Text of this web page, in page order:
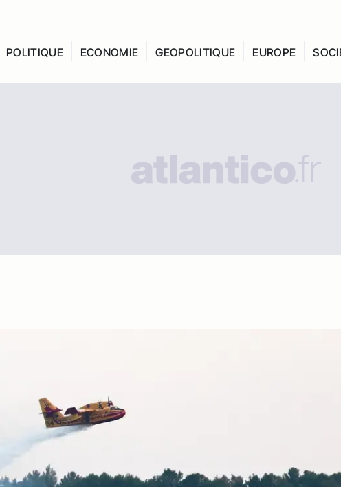
POLITIQUE ECONOMIE GEOPOLITIQUE EUROPE